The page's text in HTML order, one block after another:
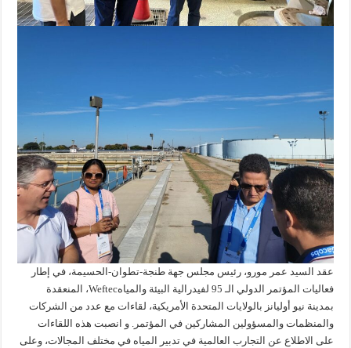
عقد السيد عمر مورو، رئيس مجلس جهة طنجة-تطوان-الحسيمة، في إطار
فعاليات المؤتمر الدولي الـ 95 لفيدرالية البيئة والمياهWeftec، المنعقدة
بمدينة نيو أوليانز بالولايات المتحدة الأمريكية، لقاءات مع عدد من الشركات
والمنظمات والمسؤولين المشاركين في المؤتمر. و انصبت هذه اللقاءات
على الاطلاع عن التجارب العالمية في تدبير المياه في مختلف المجالات، وعلى